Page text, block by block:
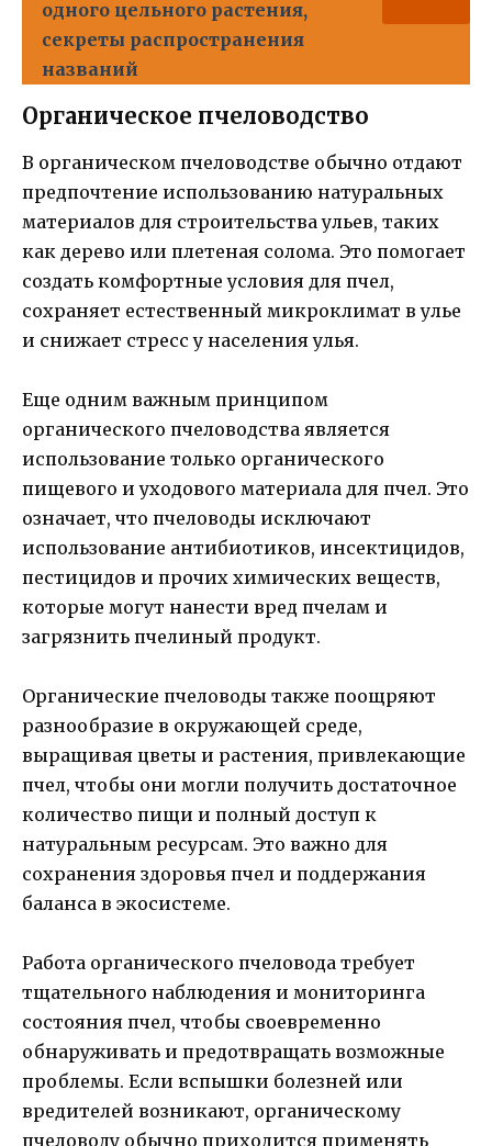
одного цельного растения,
секреты распространения
названий
Органическое пчеловодство
В органическом пчеловодстве обычно отдают
предпочтение использованию натуральных
материалов для строительства ульев, таких
как дерево или плетеная солома. Это помогает
создать комфортные условия для пчел,
сохраняет естественный микроклимат в улье
и снижает стресс у населения улья.
Еще одним важным принципом
органического пчеловодства является
использование только органического
пищевого и уходового материала для пчел. Это
означает, что пчеловоды исключают
использование антибиотиков, инсектицидов,
пестицидов и прочих химических веществ,
которые могут нанести вред пчелам и
загрязнить пчелиный продукт.
Органические пчеловоды также поощряют
разнообразие в окружающей среде,
выращивая цветы и растения, привлекающие
пчел, чтобы они могли получить достаточное
количество пищи и полный доступ к
натуральным ресурсам. Это важно для
сохранения здоровья пчел и поддержания
баланса в экосистеме.
Работа органического пчеловода требует
тщательного наблюдения и мониторинга
состояния пчел, чтобы своевременно
обнаруживать и предотвращать возможные
проблемы. Если вспышки болезней или
вредителей возникают, органическому
пчеловоду обычно приходится применять